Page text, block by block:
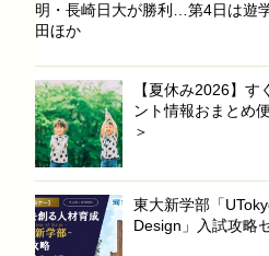
明・長崎日大が勝利…第4日は遊
田ほか
【夏休み2026】す
ント情報おまとめ
＞
東大新学部「
Design」入試攻略